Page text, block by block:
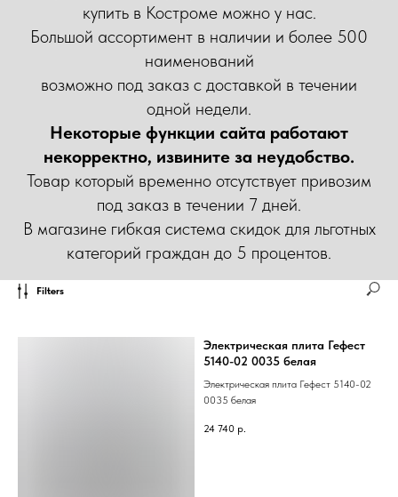
купить в Костроме можно у нас.
Большой ассортимент в наличии и более 500
наименований
возможно под заказ с доставкой в течении
одной недели.
Некоторые функции сайта работают
некорректно, извините за неудобство.
Товар который временно отсутствует привозим
под заказ в течении 7 дней.
В магазине гибкая система скидок для льготных
категорий граждан до 5 процентов.
Filters
Электрическая плита Гефест
5140-02 0035 белая
Электрическая плита Гефест 5140-02
0035 белая
24 740 р.